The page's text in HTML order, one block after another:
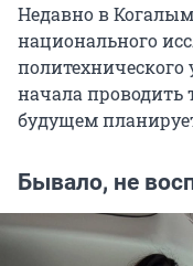
Недавно в
национального
политехнического
начала проводить
будущем
Бывало, не